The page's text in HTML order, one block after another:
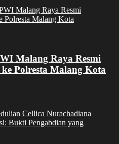
Malang Raya Resmi
Polresta Malang Kota